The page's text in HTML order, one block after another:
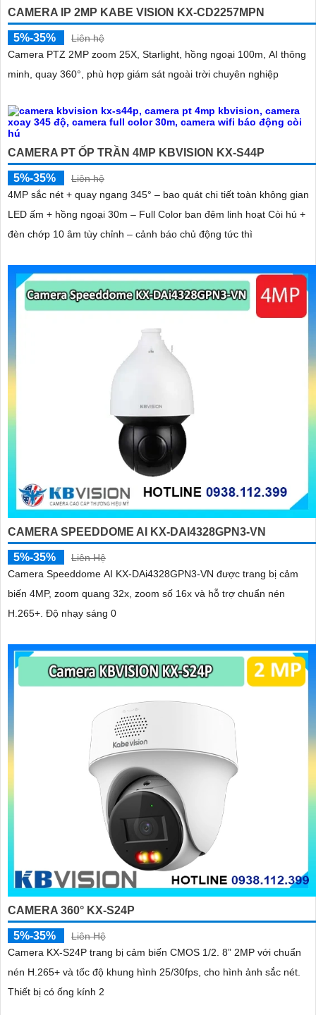
CAMERA IP 2MP KABE VISION KX-CD2257MPN
5%-35%
Liên hệ
Camera PTZ 2MP zoom 25X, Starlight, hồng ngoại 100m, AI thông
minh, quay 360°, phù hợp giám sát ngoài trời chuyên nghiệp
CAMERA PT ỐP TRẦN 4MP KBVISION KX-S44P
5%-35%
Liên hệ
4MP sắc nét + quay ngang 345° – bao quát chi tiết toàn không gian
LED ấm + hồng ngoại 30m – Full Color ban đêm linh hoạt Còi hú +
đèn chớp 10 âm tùy chỉnh – cảnh báo chủ động tức thì
CAMERA SPEEDDOME AI KX-DAI4328GPN3-VN
5%-35%
Liên Hệ
Camera Speeddome AI KX-DAi4328GPN3-VN được trang bị cảm
biến 4MP, zoom quang 32x, zoom số 16x và hỗ trợ chuẩn nén
H.265+. Độ nhạy sáng 0
CAMERA 360° KX-S24P
5%-35%
Liên Hệ
Camera KX-S24P trang bị cảm biến CMOS 1/2. 8” 2MP với chuẩn
nén H.265+ và tốc độ khung hình 25/30fps, cho hình ảnh sắc nét.
Thiết bị có ống kính 2